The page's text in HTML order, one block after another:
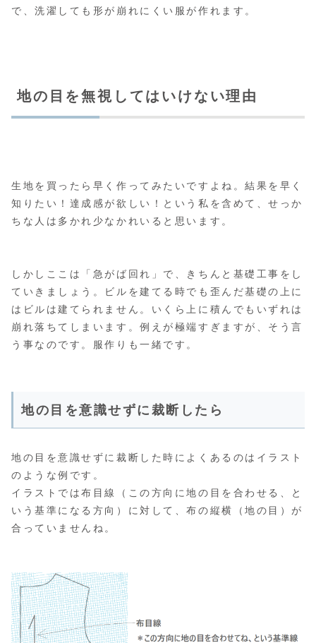
で、洗濯しても形が崩れにくい服が作れます。
地の目を無視してはいけない理由
生地を買ったら早く作ってみたいですよね。結果を早く
知りたい！達成感が欲しい！という私を含めて、せっか
ちな人は多かれ少なかれいると思います。
しかしここは「急がば回れ」で、きちんと基礎工事をし
ていきましょう。ビルを建てる時でも歪んだ基礎の上に
はビルは建てられません。いくら上に積んでもいずれは
崩れ落ちてしまいます。例えが極端すぎますが、そう言
う事なのです。服作りも一緒です。
地の目を意識せずに裁断したら
地の目を意識せずに裁断した時によくあるのはイラスト
のような例です。
イラストでは布目線（この方向に地の目を合わせる、と
いう基準になる方向）に対して、布の縦横（地の目）が
合っていませんね。